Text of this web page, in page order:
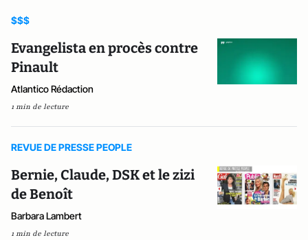
$$$
Evangelista en procès contre
Pinault
Atlantico Rédaction
1 min de lecture
REVUE DE PRESSE PEOPLE
Bernie, Claude, DSK et le zizi
de Benoît
Barbara Lambert
1 min de lecture